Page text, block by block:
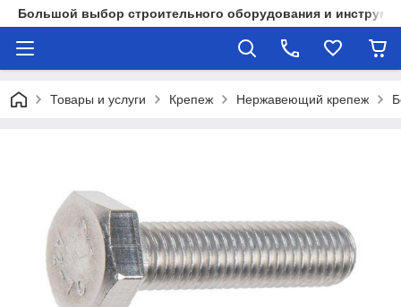
Большой выбор строительного оборудования и
Товары и услуги Крепеж Нержавеющий крепеж